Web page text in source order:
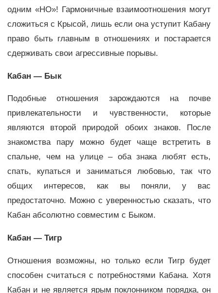
одним «НО»! Гармоничные взаимоотношения могут
сложиться с Крысой, лишь если она уступит Кабану
право быть главным в отношениях и постарается
сдерживать свои агрессивные порывы.
Кабан — Бык
Подобные отношения зарождаются на почве
привлекательности и чувственности, которые
являются второй природой обоих знаков. После
знакомства пару можно будет чаще встретить в
спальне, чем на улице – оба знака любят есть,
спать, купаться и заниматься любовью, так что
общих интересов, как вы поняли, у вас
предостаточно. Можно с уверенностью сказать, что
Кабан абсолютно совместим с Быком.
Кабан — Тигр
Отношения возможны, но только если Тигр будет
способен считаться с потребностями Кабана. Хотя
Кабан и не является ярым поклонником порядка, он